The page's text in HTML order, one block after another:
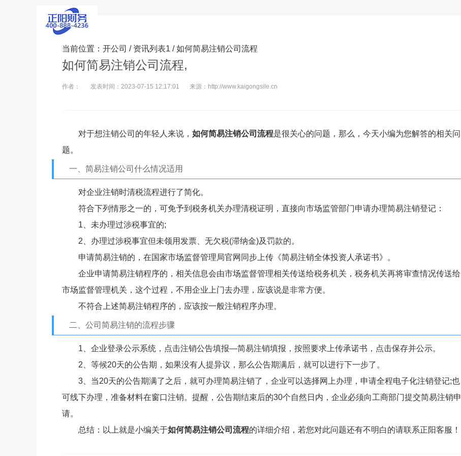
当前位置： 开公司 / 资讯列表1 / 如何简易注销公司流程
如何简易注销公司流程,
作者： 发表时间：2023-07-15 12:17:01 来源：http://www.kaigongsile.cn
对于想注销公司的年轻人来说， 如何简易注销公司流程是很关心的问题，那么，今天小编为您解答的相关问
题。
一、简易注销公司什么情况适用
对企业注销时清税流程进行了简化。
符合下列情形之一的，可免予到税务机关办理清税证明，直接向市场监管部门申请办理简易注销登记：
1、未办理过涉税事宜的;
2、办理过涉税事宜但未领用发票、无欠税(滞纳金)及罚款的。
申请简易注销的，在国家市场监督管理局官网同步上传《简易注销全体投资人承诺书》。
企业申请简易注销程序的，相关信息会由市场监督管理相关传送给税务机关，税务机关再将审查情况传送给
市场监督管理机关，这个过程，不用企业上门去办理，应该说是非常方便。
不符合上述简易注销程序的，应该按一般注销程序办理。
二、公司简易注销的流程步骤
1、企业登录公示系统，点击注销公告填报—简易注销填报，按照要求上传承诺书，点击保存并公示。
2、等候20天的公告期，如果没有人提异议，那么公告期满后，就可以进行下一步了。
3、当20天的公告期满了之后，就可办理简易注销了，企业可以选择网上办理，申请全程电子化注销登记;也
可线下办理，准备材料在窗口注销。提醒，公告期结束后的30个自然日内，企业必须向工商部门提交简易注销申
请。
总结：以上就是小编关于如何简易注销公司流程的详细介绍，若您对此问题还有不明白的请联系正阳客服！